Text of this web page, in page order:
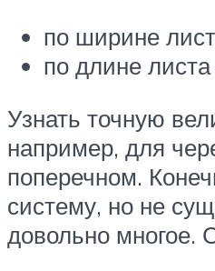
по ширине
по длине
Узнать точную
например, для
поперечном.
систему, но не
довольно многое.